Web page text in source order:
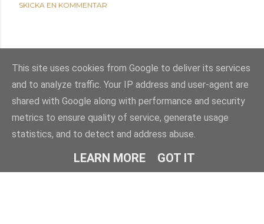
SKICKA EN KOMMENTAR
Använder Blogger
This site uses cookies from Google to deliver its services
and to analyze traffic. Your IP address and user-agent are
shared with Google along with performance and security
metrics to ensure quality of service, generate usage
statistics, and to detect and address abuse.
LEARN MORE GOT IT